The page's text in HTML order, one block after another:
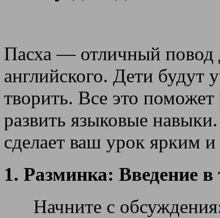
Пасха — отличный повод
английского. Дети будут
творить. Все это
развить языковые
сделает ваш урок ярким
1. Разминка: Введение в
Начните с